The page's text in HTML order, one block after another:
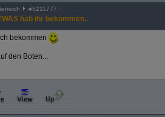
#5211777
hab ihr bekommen..
bekommen
den Boten...